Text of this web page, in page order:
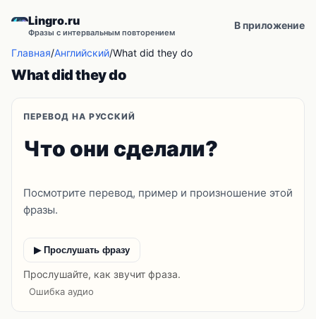
Lingro.ru
Фразы с интервальным повторением
В приложение
Главная/Английский/What did they do
What did they do
ПЕРЕВОД НА РУССКИЙ
Что они сделали?
Посмотрите перевод, пример и произношение этой
фразы.
▶ Прослушать фразу
Прослушайте, как звучит фраза.
Ошибка аудио